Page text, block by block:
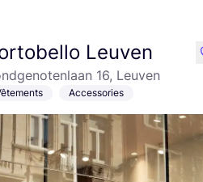
Leuven
16, Leuven
Accessories